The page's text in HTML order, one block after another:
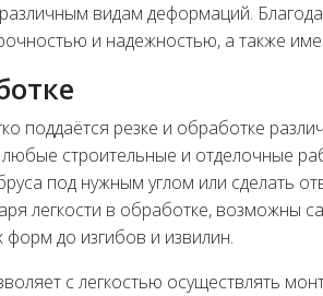
видам деформаций.
и надежностью, а также
поддаётся резке и обработке
строительные и отделочные
под нужным углом или сделать
легкости в обработке, возможны
до изгибов и извилин.
с легкостью осуществлять